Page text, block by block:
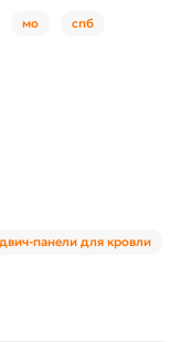
мо спб
панели для кровли